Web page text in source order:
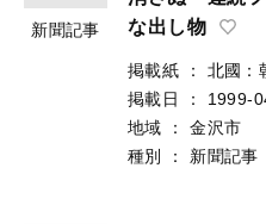
新聞記事
な出し物
掲載紙 ：
北國：
掲載日
：
1999-
地域
：
金沢市
種別
： 新聞記事